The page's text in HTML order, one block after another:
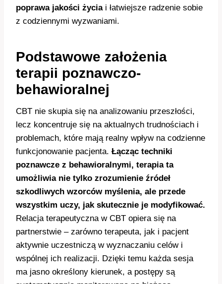
poprawa jakości życiai łatwiejsze radzenie sobie
z codziennymi wyzwaniami.
Podstawowe założenia
terapii poznawczo-
behawioralnej
CBT nie skupia się na analizowaniu przeszłości,
lecz koncentruje się na aktualnych trudnościach i
problemach, które mają realny wpływ na codzienne
funkcjonowanie pacjenta. Łącząc techniki
poznawcze z behawioralnymi, terapia ta
umożliwia nie tylko zrozumienie źródeł
szkodliwych wzorców myślenia, ale przede
wszystkim uczy, jak skutecznie je modyfikować.
Relacja terapeutyczna w CBT opiera się na
partnerstwie – zarówno terapeuta, jak i pacjent
aktywnie uczestniczą w wyznaczaniu celów i
wspólnej ich realizacji. Dzięki temu każda sesja
ma jasno określony kierunek, a postępy są